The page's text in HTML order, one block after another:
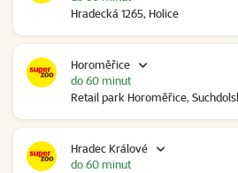
Hradecká 1265, Holice
Horoměřice
Retail park Horoměřice,
do 60 minut
Hradec Králové
do 60 minut